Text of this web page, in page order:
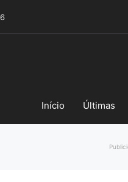
Início Últimas